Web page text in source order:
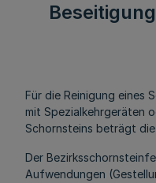
Für die Reinigung eines
mit Spezialkehrgeräten
Schornsteins beträgt
Der
Aufwendungen